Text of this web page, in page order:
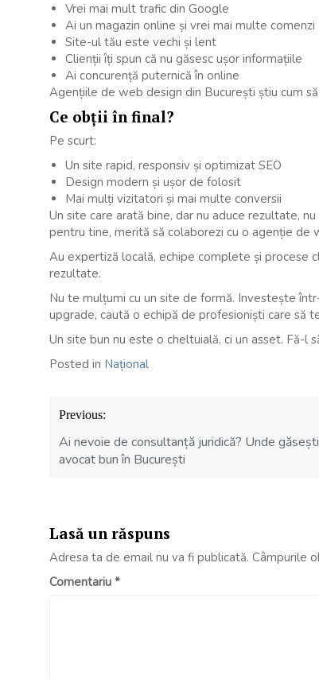
Vrei mai mult trafic din Google
Ai un magazin online și vrei mai multe comenzi
Site-ul tău este vechi și lent
Clienții îți spun că nu găsesc ușor informațiile
Ai concurență puternică în online
Agențiile de web design din București știu cum
Ce obții în final?
Pe scurt:
Un site rapid, responsiv și optimizat SEO
Design modern și ușor de folosit
Mai mulți vizitatori și mai multe conversii
Un site care arată bine, dar nu aduce rezultate,
pentru tine, merită să colaborezi cu o agenție de
Au expertiză locală, echipe complete și procese
rezultate.
Nu te mulțumi cu un site de formă. Investește
upgrade, caută o echipă de profesioniști care să
Un site bun nu este o cheltuială, ci un asset. Fă-l
Posted in Național
Navigare
în
articole
Previous:
Ai nevoie de consultanță juridică? Unde
avocat bun în București
Lasă un răspuns
Adresa ta de email nu va fi publicată. Câmpurile
Comentariu *